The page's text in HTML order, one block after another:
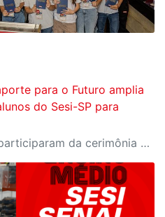
para o Futuro amplia
do Sesi-SP para
Estudantes selecionados participaram da cerimônia oficial de entrega do passaporte, realizada no Espaço Nobre da Fiesp, em São Paulo